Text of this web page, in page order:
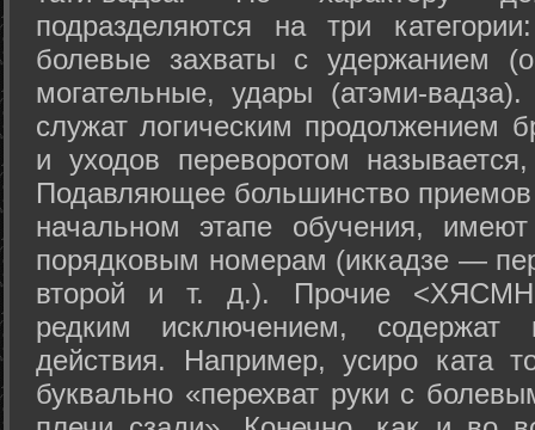
подразделяются на три
болевые захваты с удержанием
могательные, удары (атэми-
служат логическим продолжением
и уходов переворотом
Подавляющее большинство
начальном этапе обучения,
порядковым номерам (иккадзе —
второй и т. д.). Прочие
редким исключением, содержат
действия. Например, усиро ката
буквально «перехват руки с